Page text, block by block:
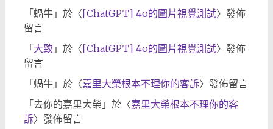
「 蝸牛」於〈[ChatGPT] 4o的圖片視覺測試〉發佈
留言
「 大致 」於〈[ChatGPT] 4o的圖片視覺測試〉發佈
留言
「 蝸牛」於〈嘉里大榮根本不理你的客訴〉發佈留言
「 去你的嘉里大榮 」於〈嘉里大榮根本不理你的客
訴〉發佈留言